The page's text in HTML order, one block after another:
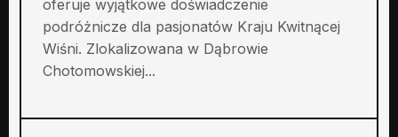
oferuje wyjątkowe doświadczenie
podróżnicze dla pasjonatów Kraju Kwitnącej
Wiśni. Zlokalizowana w Dąbrowie
Chotomowskiej...